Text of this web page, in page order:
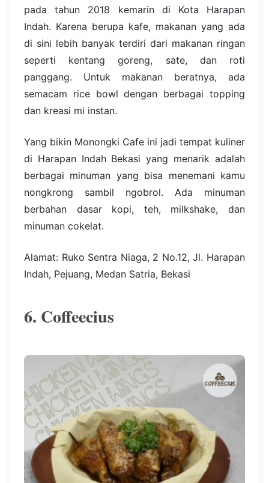
pada tahun 2018 kemarin di Kota Harapan
Indah. Karena berupa kafe, makanan yang ada
di sini lebih banyak terdiri dari makanan ringan
seperti kentang goreng, sate, dan roti
panggang. Untuk makanan beratnya, ada
semacam rice bowl dengan berbagai topping
dan kreasi mi instan.
Yang bikin Monongki Cafe ini jadi tempat kuliner
di Harapan Indah Bekasi yang menarik adalah
berbagai minuman yang bisa menemani kamu
nongkrong sambil ngobrol. Ada minuman
berbahan dasar kopi, teh, milkshake, dan
minuman cokelat.
Alamat: Ruko Sentra Niaga, 2 No.12, Jl. Harapan
Indah, Pejuang, Medan Satria, Bekasi
6. Coffeecius